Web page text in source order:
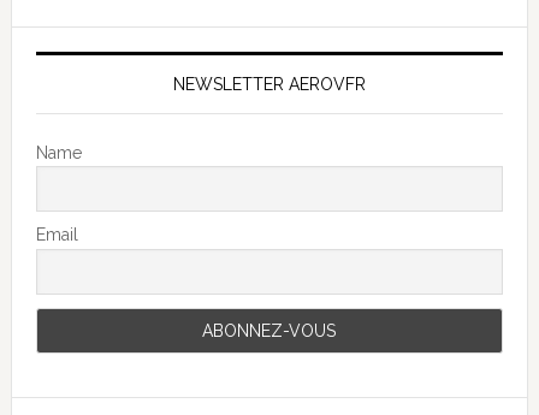
NEWSLETTER AEROVFR
Name
Email